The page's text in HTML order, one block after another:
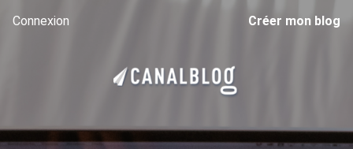
Connexion Créer mon blog